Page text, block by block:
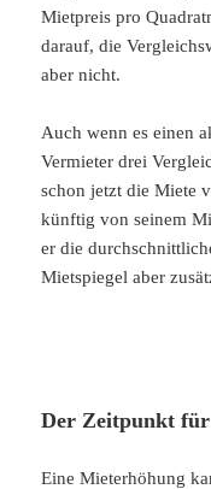
Mietpreis pro
darauf, die
aber nicht.
Auch wenn es einen
Vermieter drei
schon jetzt die Miete
künftig von seinem
er die
Mietspiegel aber
Der Zeitpunkt
Eine Mieterhöhung